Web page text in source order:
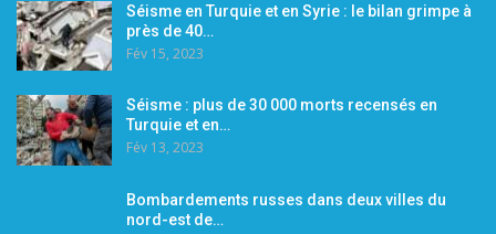
Séisme en Turquie et en Syrie : le bilan grimpe à
près de 40…
Fév 15, 2023
Séisme : plus de 30 000 morts recensés en
Turquie et en…
Fév 13, 2023
Bombardements russes dans deux villes du
nord-est de…